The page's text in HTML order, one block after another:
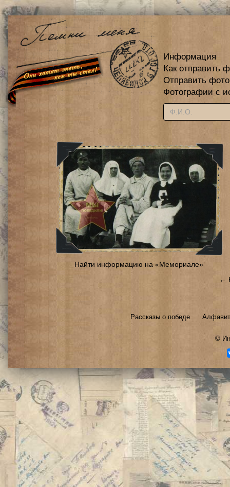
Информация
Как отправить
Отправить
Фотографии с
Найти информацию на «Мемориале»
←
Рассказы о победе
©